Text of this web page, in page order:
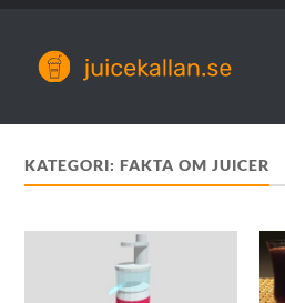
KATEGORI:FAKTA OM JUICER